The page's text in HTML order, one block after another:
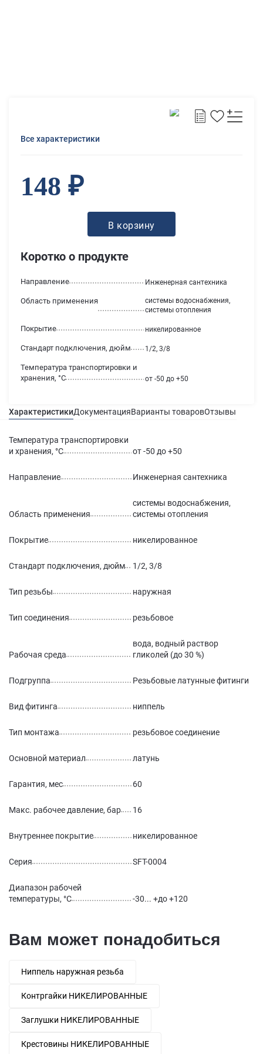
Коротко о продукте
Температура транспортировки и
хранения, °С
от -50 до +50
Направление Инженерная сантехника
Область применения
системы водоснабжения,
системы отопления
Покрытие никелированное
Стандарт подключения, дюйм 1/2, 3/8
Все характеристики
148 ₽
В корзину
ХарактеристикиДокументацияВарианты товаровОтзывы
Температура транспортировки
и хранения, °С
от -50 до +50
Направление Инженерная сантехника
Область применения
системы водоснабжения,
системы отопления
Покрытие никелированное
Стандарт подключения, дюйм 1/2, 3/8
Тип резьбы наружная
Тип соединения резьбовое
Рабочая среда
вода, водный раствор
гликолей (до 30 %)
Подгруппа Резьбовые латунные фитинги
Вид фитинга ниппель
Тип монтажа резьбовое соединение
Основной материал латунь
Гарантия, мес 60
Макс. рабочее давление, бар 16
Внутреннее покрытие никелированное
Серия SFT-0004
Диапазон рабочей
температуры, °С
-30... +до +120
Вам может понадобиться
Ниппель наружная резьба
Контргайки НИКЕЛИРОВАННЫЕ
Заглушки НИКЕЛИРОВАННЫЕ
Крестовины НИКЕЛИРОВАННЫЕ